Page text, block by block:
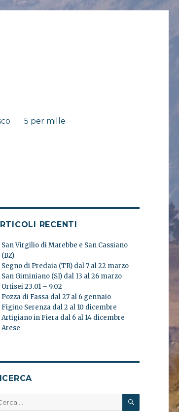
5 per mille
RECENTI
San Virgilio di Marebbe e San Cassiano
(BZ)
Segno di Predaia (TR) dal 7 al 22 marzo
San Giminiano (SI) dal 13 al 26 marzo
Ortisei 23.01 – 9.02
Pozza di Fassa dal 27 al 6 gennaio
Figino Serenza dal 2 al 10 dicembre
Artigiano in Fiera dal 6 al 14 dicembre
Arese
CERCA